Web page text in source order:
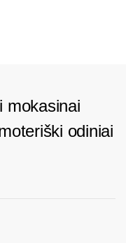
mokasinai
odiniai